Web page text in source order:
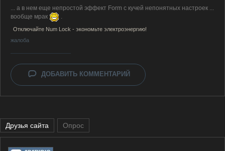
... а в нем еще непростой эффект Form с кучей непонятных настроек ...
вообще мрак
.
Отключайте Num Lock - экономьте электроэнергию!
жалоба
ДОБАВИТЬ КОММЕНТАРИЙ
Друзья сайта Опрос